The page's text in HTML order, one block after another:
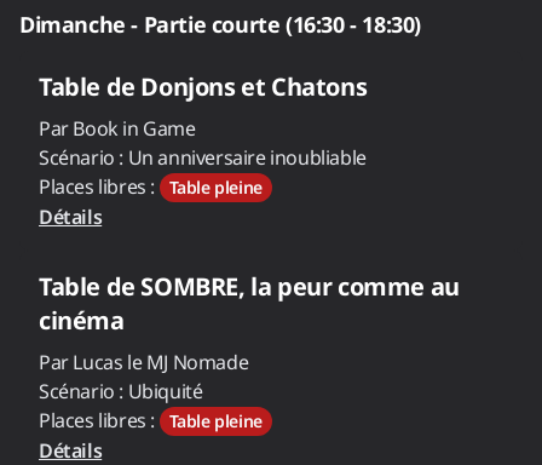
Dimanche - Partie courte (16:30 - 18:30)
Table de Donjons et Chatons
ParBook in Game
Scénario : Un anniversaire inoubliable
Places libres :
Table pleine
Détails
Table de SOMBRE, la peur comme au
cinéma
ParLucas le MJ Nomade
Scénario : Ubiquité
Places libres :
Table pleine
Détails